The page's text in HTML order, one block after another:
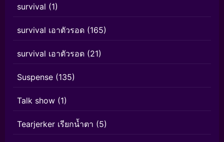
survival (1)
survival เอาตัวรอด (165)
survival เอาตัวรอด (21)
Suspense (135)
Talk show (1)
Tearjerker เรียกน้ำตา (5)